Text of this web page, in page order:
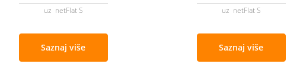
uz netFlat S
Saznaj više
uz netFlat S
Saznaj više